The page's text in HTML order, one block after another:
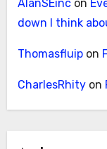
AlanSEincon
down I think
Thomasfluipon
CharlesRhityon